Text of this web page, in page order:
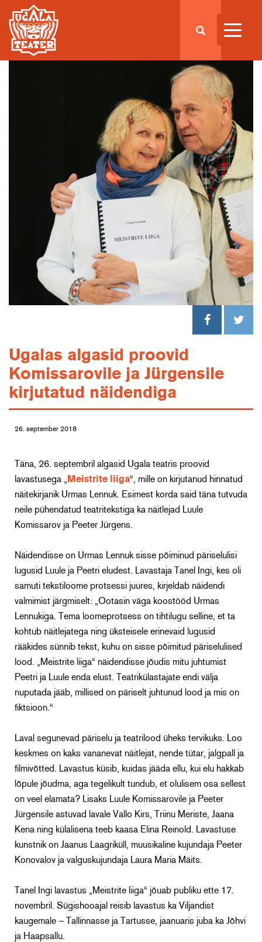
Ugalas algasid proovid
Komissarovile ja Jürgensile
kirjutatud näidendiga
26. september 2018
Täna, 26. septembril algasid Ugala teatris proovid
lavastusega „
Meistrite liiga“, mille on kirjutanud hinnatud
näitekirjanik Urmas Lennuk. Esimest korda said täna tutvuda
neile pühendatud teatritekstiga ka näitlejad Luule
Komissarov ja Peeter Jürgens.
Näidendisse on Urmas Lennuk sisse põiminud päriselulisi
lugusid Luule ja Peetri eludest. Lavastaja Tanel Ingi, kes oli
samuti tekstiloome protsessi juures, kirjeldab näidendi
valmimist järgmiselt: „Ootasin väga koostööd Urmas
Lennukiga. Tema loomeprotsess on tihtilugu selline, et ta
kohtub näitlejatega ning üksteisele erinevaid lugusid
rääkides sünnib tekst, kuhu on sisse põimitud päriselulised
lood. „Meistrite liiga“ näidendisse jõudis mitu juhtumist
Peetri ja Luule enda elust. Teatrikülastajate endi välja
nuputada jääb, millised on päriselt juhtunud lood ja mis on
fiktsioon.“
Laval segunevad päriselu ja teatrilood üheks tervikuks. Loo
keskmes on kaks vananevat näitlejat, nende tütar, jalgpall ja
filmivõtted. Lavastus küsib, kuidas jääda ellu, kui elu hakkab
lõpule jõudma, aga tegelikult tundub, et olulisem osa sellest
on veel elamata? Lisaks Luule Komissarovile ja Peeter
Jürgensile astuvad lavale Vallo Kirs, Triinu Meriste, Jaana
Kena ning külalisena teeb kaasa Elina Reinold. Lavastuse
kunstnik on Jaanus Laagriküll, muusikaline kujundaja Peeter
Konovalov ja valguskujundaja Laura Maria Mäits.
Tanel Ingi lavastus „Meistrite liiga“ jõuab publiku ette 17.
novembril. Sügishooajal reisib lavastus ka Viljandist
kaugemale – Tallinnasse ja Tartusse, jaanuaris juba ka Jõhvi
ja Haapsallu.